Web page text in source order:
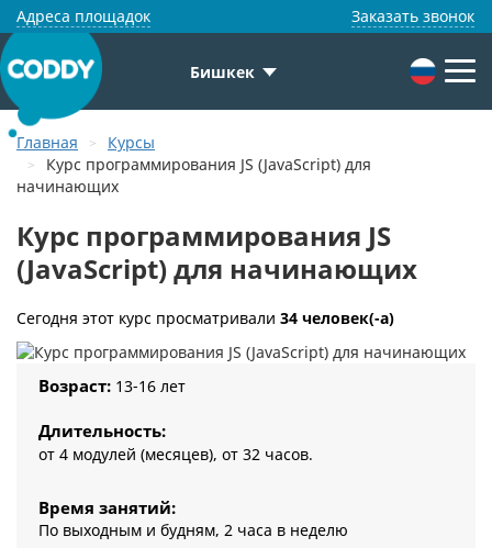
Адреса площадок Заказать звонок
Бишкек
Главная
Курсы
Курс программирования JS (JavaScript) для
начинающих
Курс программирования JS
(JavaScript) для начинающих
Сегодня этот курс просматривали 34 человек(-а)
Возраст: 13-16 лет
Длительность:
от 4 модулей (месяцев), от 32 часов.
Время занятий:
По выходным и будням, 2 часа в неделю